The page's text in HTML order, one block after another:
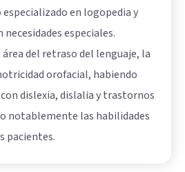
en logopedia y
especiales.
del retraso del lenguaje, la
orofacial, habiendo
dislexia, dislalia y trastornos
notablemente las habilidades
pacientes.